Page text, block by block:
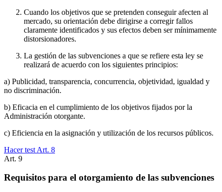
Cuando los objetivos que se pretenden conseguir afecten al
mercado, su orientación debe dirigirse a corregir fallos
claramente identificados y sus efectos deben ser mínimamente
distorsionadores.
La gestión de las subvenciones a que se refiere esta ley se
realizará de acuerdo con los siguientes principios:
a) Publicidad, transparencia, concurrencia, objetividad, igualdad y
no discriminación.
b) Eficacia en el cumplimiento de los objetivos fijados por la
Administración otorgante.
c) Eficiencia en la asignación y utilización de los recursos públicos.
Hacer test Art. 8
Art. 9
Requisitos para el otorgamiento de las subvenciones